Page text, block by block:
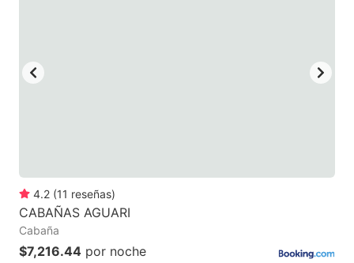
4.2 (11 reseñas)
CABAÑAS AGUARI
Cabaña
$7,216.44 por noche